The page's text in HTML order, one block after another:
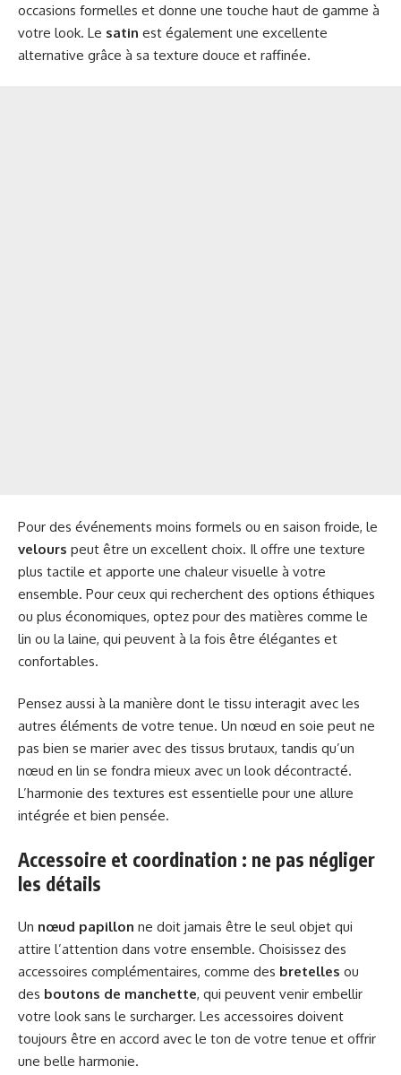
occasions formelles et donne une touche haut de gamme à
votre look. Le satin est également une excellente
alternative grâce à sa texture douce et raffinée.
Pour des événements moins formels ou en saison froide, le
velours peut être un excellent choix. Il offre une texture
plus tactile et apporte une chaleur visuelle à votre
ensemble. Pour ceux qui recherchent des options éthiques
ou plus économiques, optez pour des matières comme le
lin ou la laine, qui peuvent à la fois être élégantes et
confortables.
Pensez aussi à la manière dont le tissu interagit avec les
autres éléments de votre tenue. Un nœud en soie peut ne
pas bien se marier avec des tissus brutaux, tandis qu’un
nœud en lin se fondra mieux avec un look décontracté.
L’harmonie des textures est essentielle pour une allure
intégrée et bien pensée.
Accessoire et coordination : ne pas négliger
les détails
Un nœud papillon ne doit jamais être le seul objet qui
attire l’attention dans votre ensemble. Choisissez des
accessoires complémentaires, comme des bretelles ou
des boutons de manchette, qui peuvent venir embellir
votre look sans le surcharger. Les accessoires doivent
toujours être en accord avec le ton de votre tenue et offrir
une belle harmonie.